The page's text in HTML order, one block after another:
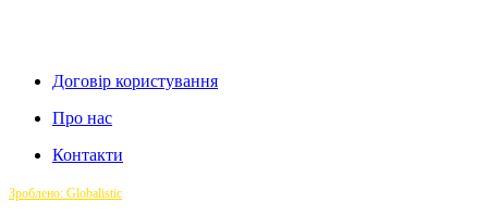
Договір користування
Про нас
Контакти
Зроблено: Globalistic